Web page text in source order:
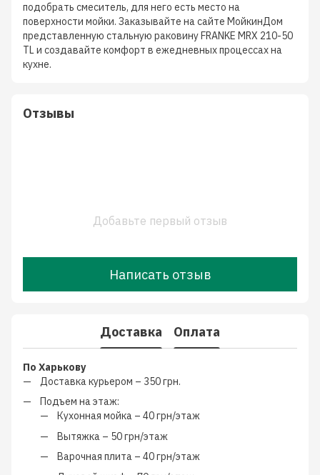
подобрать смеситель, для него есть место на
поверхности мойки. Заказывайте на сайте МойкинДом
представленную стальную раковину FRANKE MRX 210-50
TL и создавайте комфорт в ежедневных процессах на
кухне.
Отзывы
Добавьте первый отзыв
Написать отзыв
Доставка Оплата
По Харькову
Доставка курьером – 350 грн.
Подъем на этаж:
Кухонная мойка – 40 грн/этаж
Вытяжка – 50 грн/этаж
Варочная плита – 40 грн/этаж